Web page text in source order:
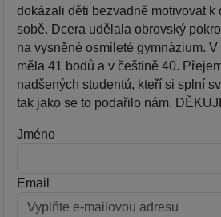
dokázali děti bezvadně motivovat k
sobě. Dcera udělala obrovský
na vysněné osmileté gymnázium. V
měla 41 bodů a v češtině 40.
nadšených studentů, kteří si splní
tak jako se to podařilo nám.
Jméno
Email